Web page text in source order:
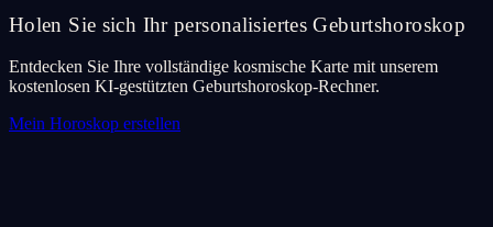
Holen Sie sich Ihr personalisiertes Geburtshoroskop
Entdecken Sie Ihre vollständige kosmische Karte mit unserem
kostenlosen KI-gestützten Geburtshoroskop-Rechner.
Mein Horoskop erstellen